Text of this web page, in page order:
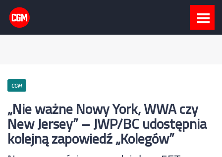
CGM
„Nie ważne Nowy York, WWA czy
New Jersey” – JWP/BC udostępnia
kolejną zapowiedź „Kolegów”